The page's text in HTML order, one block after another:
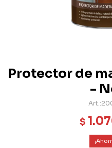
Protector de
-
$